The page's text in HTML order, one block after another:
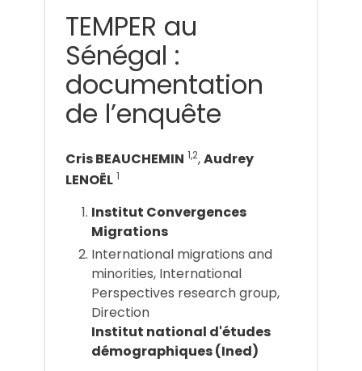
TEMPER au
Sénégal :
documentation
de l’enquête
Cris BEAUCHEMIN 1,2,Audrey
LENOËL 1
Institut Convergences
Migrations
International migrations and
minorities, International
Perspectives research group,
Direction
Institut national d'études
démographiques (Ined)